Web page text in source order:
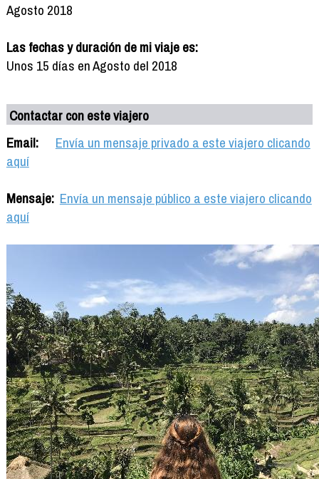
Agosto 2018
Las fechas y duración de mi viaje es:
Unos 15 días en Agosto del 2018
Contactar con este viajero
Email:
Envía un mensaje privado a este viajero clicando
aquí
Mensaje: Envía un mensaje público a este viajero clicando
aquí